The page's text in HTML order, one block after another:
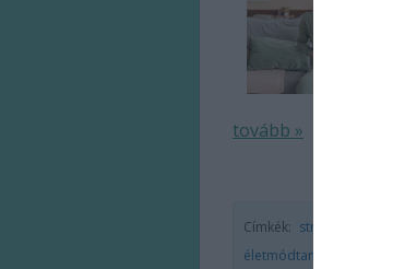
tovább »
Címkék: stressz
életmódtanácsok